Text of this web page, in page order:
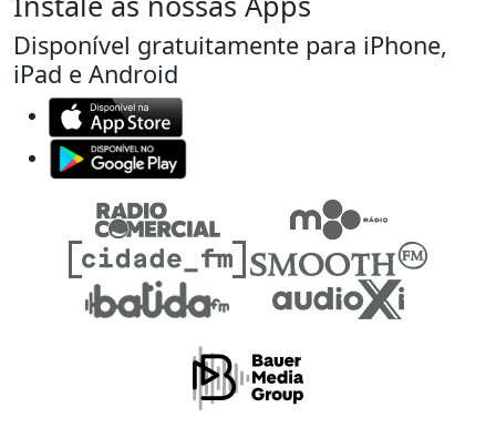
Disponível gratuitamente para iPhone,
iPad e Android